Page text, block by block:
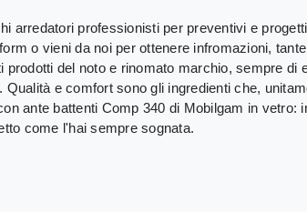
arredatori professionisti per preventivi e
o vieni da noi per ottenere infromazioni,
del noto e rinomato marchio, sempre di
e comfort sono gli ingredienti che,
ante battenti Comp 340 di Mobilgam in
come l'hai sempre sognata.